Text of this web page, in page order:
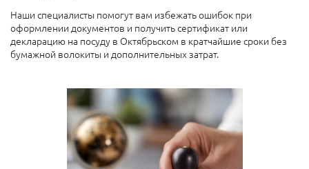
Наши специалисты помогут вам избежать ошибок при
оформлении документов и получить сертификат или
декларацию на посуду в Октябрьском в кратчайшие сроки без
бумажной волокиты и дополнительных затрат.